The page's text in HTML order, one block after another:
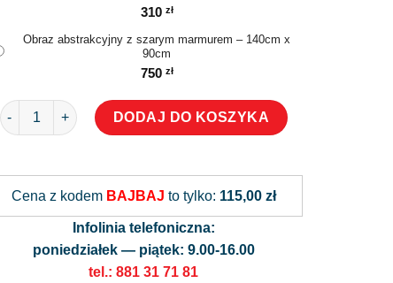
310 zł
Obraz abstrakcyjny z szarym marmurem – 140cm x
90cm
750 zł
ilość Obraz abstrakcyjny z szarym marmurem
DODAJ DO KOSZYKA
Cena z kodem BAJBAJ to tylko: 115,00 zł
Infolinia telefoniczna:
poniedziałek — piątek: 9.00-16.00
tel.: 881 31 71 81